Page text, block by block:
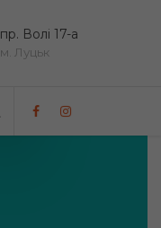
пр. Волі 17-а
м. Луцьк